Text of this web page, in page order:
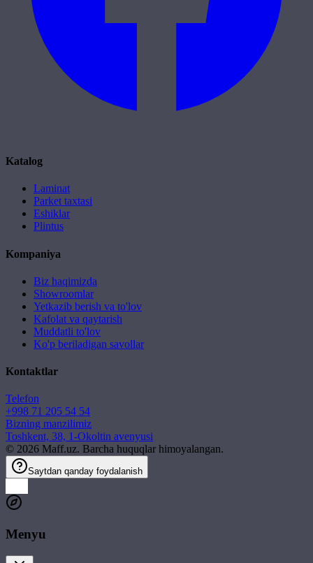
Katalog
Laminat
Parket taxtasi
Eshiklar
Plintus
Kompaniya
Biz haqimizda
Showroomlar
Yetkazib berish va to'lov
Kafolat va qaytarish
Muddatli to'lov
Ko'p beriladigan savollar
Kontaktlar
Telefon
+998 71 205 54 54
Bizning manzilimiz
Toshkent, 38, 1-Okoltin avenyusi
© 2026 Maff.uz. Barcha huquqlar himoyalangan.
Saytdan qanday foydalanish
Menyu